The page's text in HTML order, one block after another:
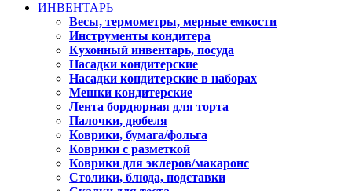
ИНВЕНТАРЬ
Весы, термометры, мерные емкости
Инструменты кондитера
Кухонный инвентарь, посуда
Насадки кондитерские
Насадки кондитерские в наборах
Мешки кондитерские
Лента бордюрная для торта
Палочки, дюбеля
Коврики, бумага/фольга
Коврики с разметкой
Коврики для эклеров/макаронс
Столики, блюда, подставки